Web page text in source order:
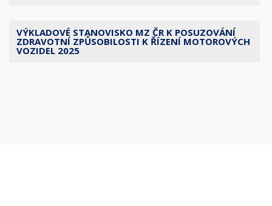
VÝKLADOVÉ STANOVISKO MZ ČR K POSUZOVÁNÍ
ZDRAVOTNÍ ZPŮSOBILOSTI K ŘÍZENÍ MOTOROVÝCH
VOZIDEL 2025